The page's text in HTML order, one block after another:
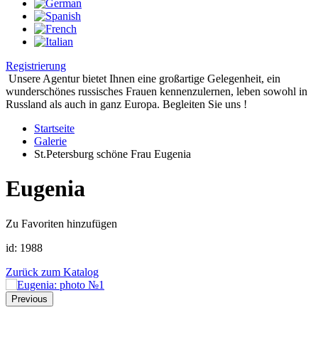
Registrierung
Unsere Agentur bietet Ihnen eine großartige Gelegenheit, ein
wunderschönes russisches Frauen kennenzulernen, leben sowohl in
Russland als auch in ganz Europa. Begleiten Sie uns !
Startseite
Galerie
St.Petersburg schöne Frau Eugenia
Eugenia
Zu Favoriten hinzufügen
id: 1988
Zurück zum Katalog
Previous